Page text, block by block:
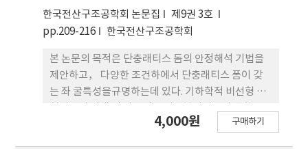
문에서 채택한 모델의 정우에 있어서 도 원통판에서
일어나는 Brazier 현상이 일어나고 있음이 실험적 그
리고 해석적으로 규명되었다.
한국전산구조공학회 논문집
제9권 3호
pp.209-216
한국전산구조공학회
본 논문의 목적은 단충래티스 돔의 안정해석 기법을
제안하고， 다양한 조건하에서 단충래티스 폼이 갖
는 좌 굴특성을규명하는데 있다. 기하학적 비선형 평
수치적 으로 계산하기 위하여 孤長法(Arc-Length
4,000원 구매하기